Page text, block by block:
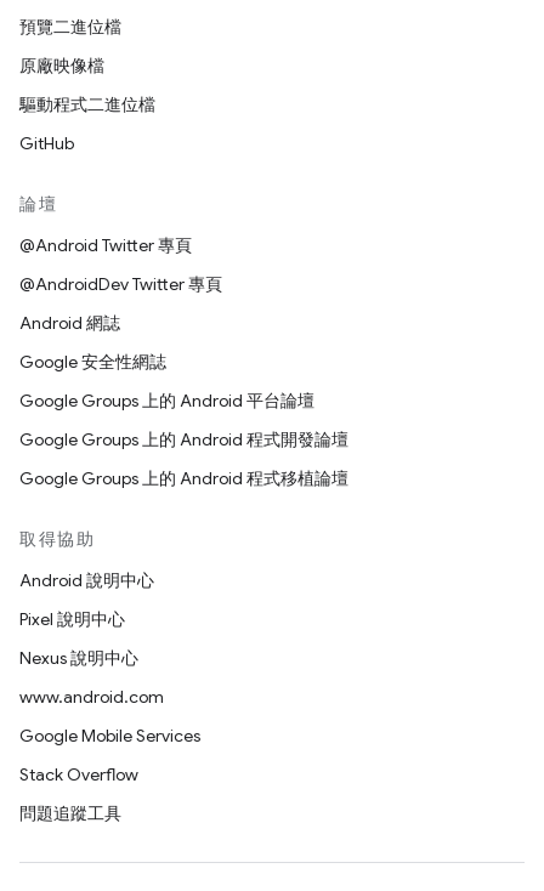
預覽二進位檔
原廠映像檔
驅動程式二進位檔
GitHub
論壇
@Android Twitter 專頁
@AndroidDev Twitter 專頁
Android 網誌
Google 安全性網誌
Google Groups 上的 Android 平台論壇
Google Groups 上的 Android 程式開發論壇
Google Groups 上的 Android 程式移植論壇
取得協助
Android 說明中心
Pixel 說明中心
Nexus 說明中心
www.android.com
Google Mobile Services
Stack Overflow
問題追蹤工具